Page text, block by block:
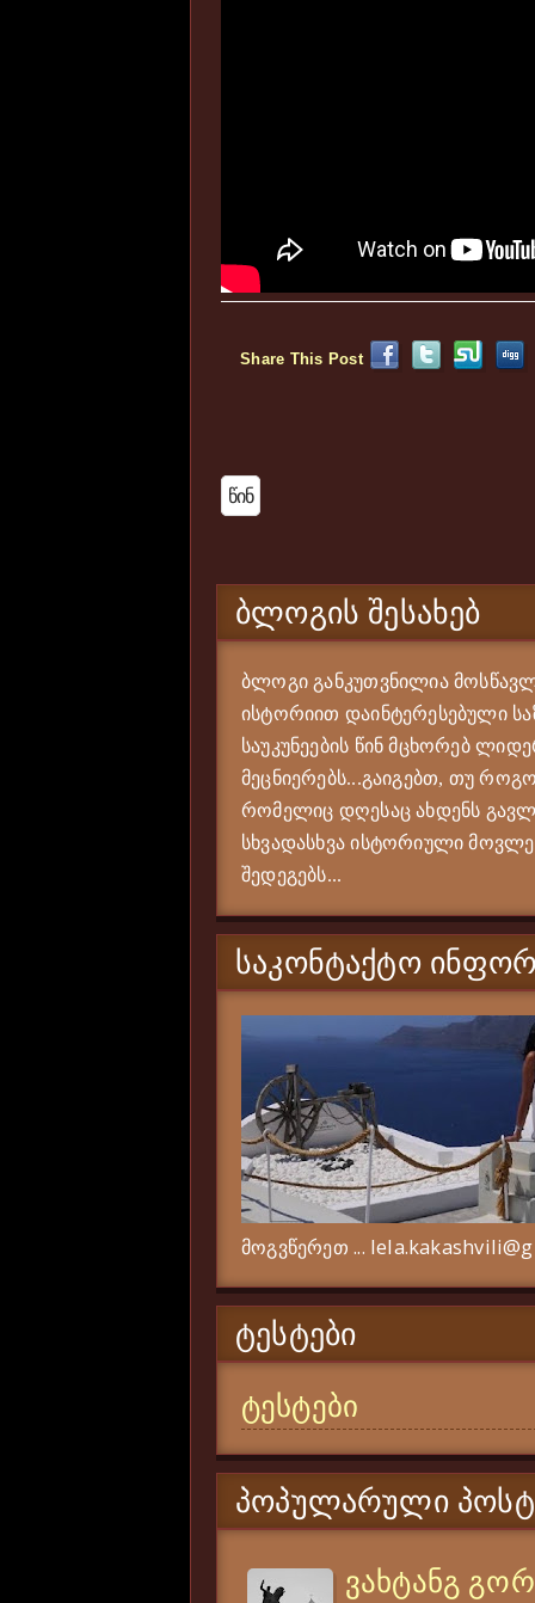
Share This Post
Წინ
ᲑᲚᲝᲒᲘᲡ ᲨᲔᲡᲐᲮᲔᲑ
ბლოგი განკუთვნილია
ისტორიით დაინტერესებული
საუკუნეების წინ მცხორებ
მეცნიერებს...გაიგებთ, თუ
რომელიც დღესაც ახდენს
სხვადასხვა ისტორიული
შედეგებს...
ᲡᲐᲙᲝᲜᲢᲐᲥᲢᲝ
მოგვწერეთ ...
ᲢᲔᲡᲢᲔᲑᲘ
ტესტები
ᲞᲝᲞᲣᲚᲐᲠᲣᲚᲘ
ვახტანგ